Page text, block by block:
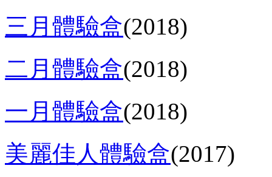
三月體驗盒(2018)
二月體驗盒(2018)
一月體驗盒(2018)
美麗佳人體驗盒(2017)